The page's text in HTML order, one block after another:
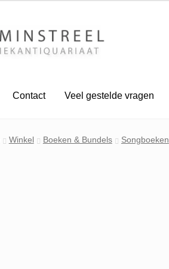
Contact Veel gestelde vragen
Winkel Boeken & Bundels Songboeken